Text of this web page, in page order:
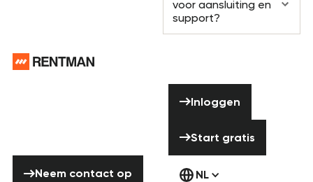
voor aansluiting en
support?
Neem contact op
Inloggen
Start gratis
NL